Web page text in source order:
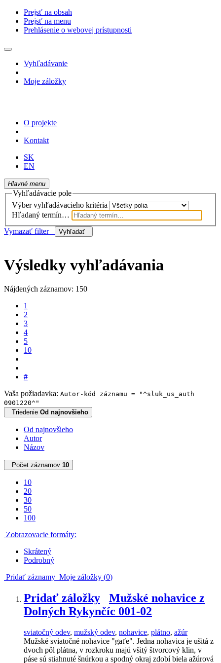
Prejsť na obsah
Prejsť na menu
Prehlásenie o webovej prístupnosti
Vyhľadávanie
Moje záložky
O projekte
Kontakt
SK
EN
Hlavné menu
Vyhľadávacie pole
Výber vyhľadávacieho kritéria
Hľadaný termín…
Vymazať filter
Vyhľadať
Výsledky vyhľadávania
Nájdených záznamov: 150
1
2
3
4
5
10
#
Vaša požiadavka: Autor-kód záznamu = "^sluk_us_auth
0901220^"
Triedenie Od najnovšieho
Od najnovšieho
Autor
Názov
Počet záznamov 10
10
20
30
50
100
Zobrazovacie formáty:
Skrátený
Podrobný
Pridať záznamy Moje záložky (0)
Pridať záložky
Mužské nohavice z
Dolných Rykynčíc 001-02
sviatočný odev, mužský odev, nohavice, plátno, ažúr
Mužské sviatočné nohavice "gaťe". Jedna nohavica je ušitá z
dvoch pôl plátna, v rozkroku majú všitý štvorcový klin, v
páse sú stiahnuté šnúrkou a spodný okraj zdobí biela ažúrová